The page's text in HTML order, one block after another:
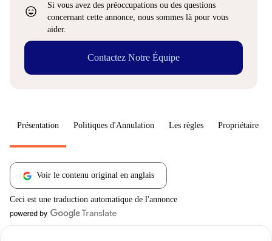
sentiment_very_satisfied
Si vous avez des préoccupations ou des questions
concernant cette annonce, nous sommes là pour vous
aider.
Contactez Notre Équipe
Présentation Politiques d'Annulation Les règles Propriétaire
Voir le contenu original en anglais
Ceci est une traduction automatique de l'annonce